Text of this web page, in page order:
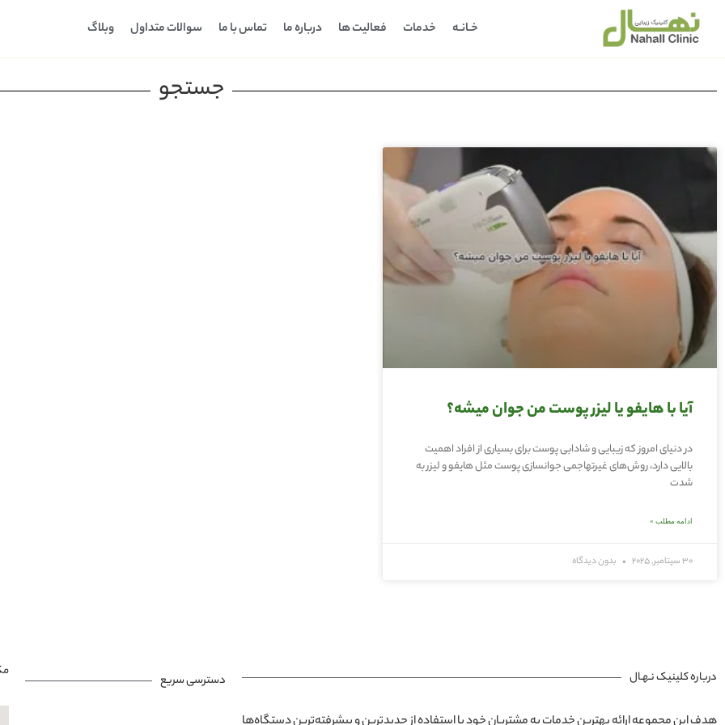
خـانـه خدمات فعالیت ها درباره ما تماس با ما سوالات متداول وبلاگ
جستجو
آیا با هایفو یا لیزر پوست من جوان میشه؟
در دنیای امروز که زیبایی و شادابی پوست برای بسیاری از افراد اهمیت
بالایی دارد، روش‌های غیرتهاجمی جوانسازی پوست مثل هایفو و لیزر به
شدت
ادامه مطلب »
30 سپتامبر, 2025 بدون دیدگاه
درباره کلینیک نـهـال دسترسی سریع